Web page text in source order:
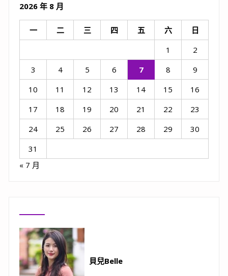
2026 年 8 月
一 二 三 四 五 六
日
1
2
3
4 5 6 7 8
9
10
11 12 13 14 15
16
17
18 19 20 21 22
23
24
25 26 27 28 29
30
31
« 7 月
貝兒Belle